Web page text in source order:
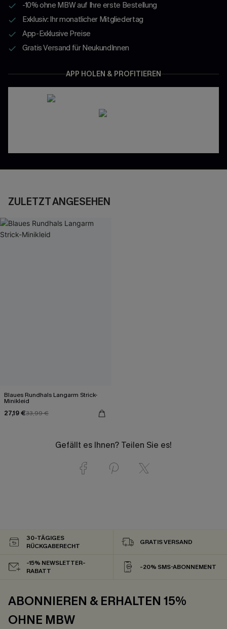
-10% ohne MBW auf Ihre erste Bestellung
Exklusiv: Ihr monatlicher Mitgliedertag
App-Exklusive Preise
Gratis Versand für NeukundInnen
APP HOLEN & PROFITIEREN
ZULETZT ANGESEHEN
Blaues Rundhals Langarm Strick-
Minikleid
27,19 €33,99 €
Gefällt es Ihnen? Teilen Sie es!
30-TÄGIGES
RÜCKGABERECHT
GRATIS VERSAND
-15% NEWSLETTER-
RABATT
-20% SMS-ABONNEMENT
ABONNIEREN & ERHALTEN 15%
OHNE MBW